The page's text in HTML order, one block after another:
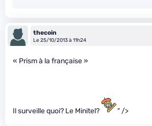
thecoin
Le 25/10/2013 à 11h24
« Prism à la française »
Il surveille quoi? Le Minitel? " />